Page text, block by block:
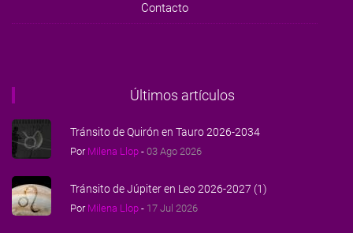
Contacto
Últimos artículos
Tránsito de Quirón en Tauro 2026-2034
Por Milena Llop - 03 Ago 2026
Tránsito de Júpiter en Leo 2026-2027 (1)
Por Milena Llop - 17 Jul 2026